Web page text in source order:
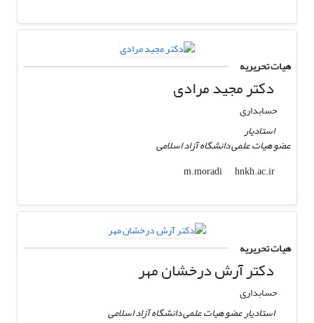
هیات تحریریه
دکتر مجید مرادی
حسابداری
استادیار
عضو هیات علمی دانشگاه آزاد اسلامی
m.moradi
hnkh.ac.ir
هیات تحریریه
دکتر آرش درخشان مهر
حسابداری
استادیار عضو هیات علمی دانشگاه آزاد اسلامی